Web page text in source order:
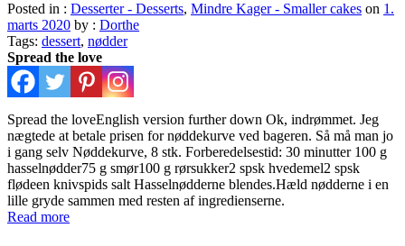
Posted in : Desserter - Desserts, Mindre Kager - Smaller cakes on 1.
marts 2020 by : Dorthe
Tags: dessert, nødder
Spread the love
Spread the loveEnglish version further down Ok, indrømmet. Jeg
nægtede at betale prisen for nøddekurve ved bageren. Så må man jo
i gang selv Nøddekurve, 8 stk. Forberedelsestid: 30 minutter 100 g
hasselnødder75 g smør100 g rørsukker2 spsk hvedemel2 spsk
flødeen knivspids salt Hasselnødderne blendes.Hæld nødderne i en
lille gryde sammen med resten af ingredienserne.
Read more